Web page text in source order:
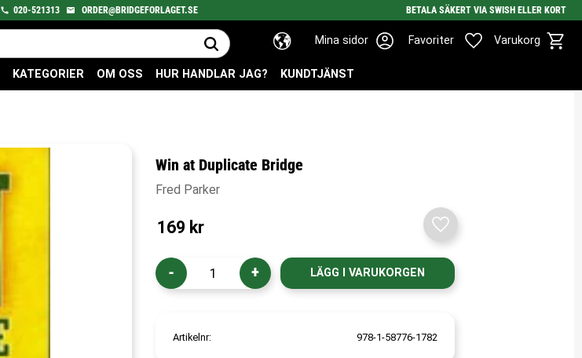
020-521313 ORDER@BRIDGEFORLAGET.SE BETALA SÄKERT VIA SWISH ELLER KORT
Mina sidor Favoriter Varukorg
Favoriter
KATEGORIER OM OSS HUR HANDLAR JAG? KUNDTJÄNST
Win at Duplicate Bridge
Fred Parker
169 kr
+
-
Lägg till i favoriter
Artikelnr 978-1-58776-1782